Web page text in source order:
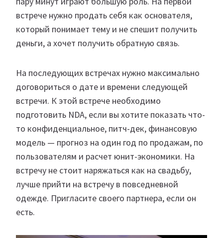
встрече нужно продать себя как основателя,
который понимает тему и не спешит получить
деньги, а хочет получить обратную связь.
На последующих встречах нужно максимально
договориться о дате и времени следующей
встречи. К этой встрече необходимо
подготовить NDA, если вы хотите показать что-
то конфиденциальное, питч-дек, финансовую
модель — прогноз на один год по продажам, по
пользователям и расчет юнит-экономики. На
встречу не стоит наряжаться как на свадьбу,
лучше прийти на встречу в повседневной
одежде. Пригласите своего партнера, если он
есть.